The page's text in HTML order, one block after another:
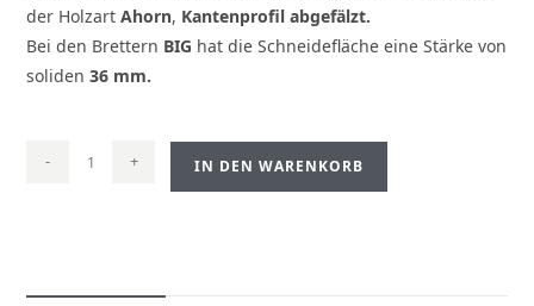
der HolzartAhorn, Kantenprofil abgefälzt.
Bei den Brettern BIG hat die Schneidefläche eine Stärke von
soliden36 mm.
- + IN DEN WARENKORB